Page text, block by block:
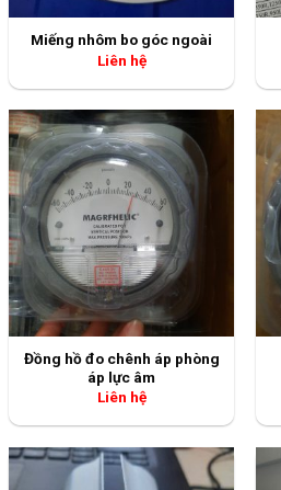
Miếng nhôm bo góc ngoài
Liên hệ
Đồng hồ đo chênh áp phòng
áp lực âm
Liên hệ